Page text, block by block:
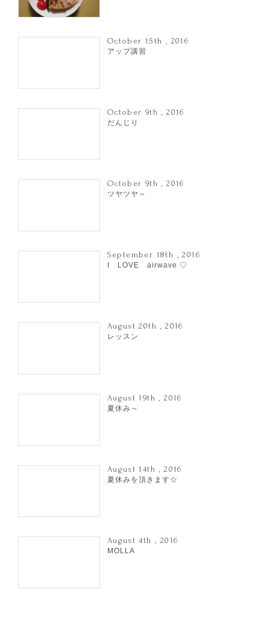
October 15th , 2016
アップ講習
October 9th , 2016
だんじり
October 9th , 2016
ツヤツヤ～
September 18th , 2016
I LOVE airwave ♡
August 20th , 2016
レッスン
August 19th , 2016
夏休み～
August 14th , 2016
夏休みを頂きます☆
August 4th , 2016
MOLLA